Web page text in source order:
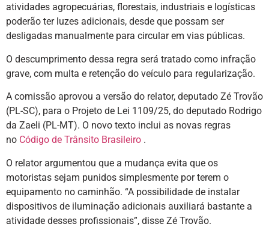
atividades agropecuárias, florestais, industriais e logísticas
poderão ter luzes adicionais, desde que possam ser
desligadas manualmente para circular em vias públicas.
O descumprimento dessa regra será tratado como infração
grave, com multa e retenção do veículo para regularização.
A comissão aprovou a versão do relator, deputado Zé Trovão
(PL-SC), para o Projeto de Lei 1109/25, do deputado Rodrigo
da Zaeli (PL-MT). O novo texto inclui as novas regras
no Código de Trânsito Brasileiro .
O relator argumentou que a mudança evita que os
motoristas sejam punidos simplesmente por terem o
equipamento no caminhão. “A possibilidade de instalar
dispositivos de iluminação adicionais auxiliará bastante a
atividade desses profissionais”, disse Zé Trovão.